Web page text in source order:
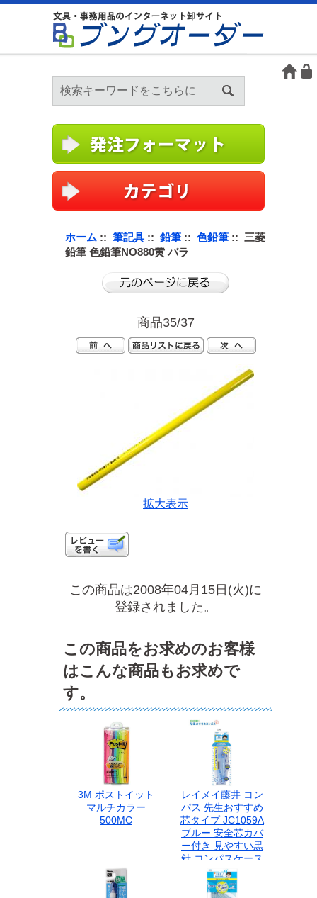
ホーム :: 筆記具:: 鉛筆:: 色鉛筆:: 三菱
鉛筆 色鉛筆NO880黄 バラ
商品35/37
拡大表示
この商品は2008年04月15日(火)に
登録されました。
この商品をお求めのお客様
はこんな商品もお求めで
す。
3M ポストイット
マルチカラー
500MC
レイメイ藤井 コン
パス 先生おすすめ
芯タイプ JC1059A
ブルー 安全芯カバ
ー付き 見やすい黒
針 コンパスケース
付き